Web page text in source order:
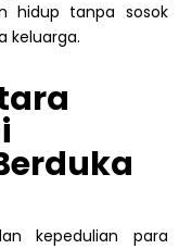
hidup tanpa sosok
keluarga.
kepedulian para